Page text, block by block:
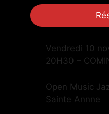
Vendredi 10
20H30 –
Open Music
Sainte Annne